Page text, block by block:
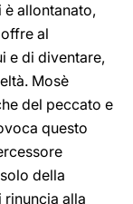
è allontanato,
al
e di diventare,
Mosè
del peccato e
questo
della
rinuncia alla